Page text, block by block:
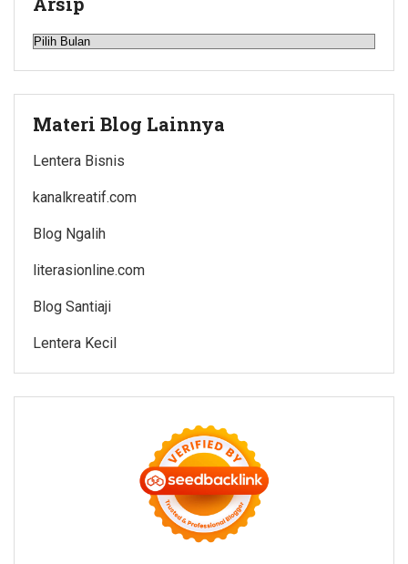
Arsip
Materi Blog Lainnya
Lentera Bisnis
kanalkreatif.com
Blog Ngalih
literasionline.com
Blog Santiaji
Lentera Kecil